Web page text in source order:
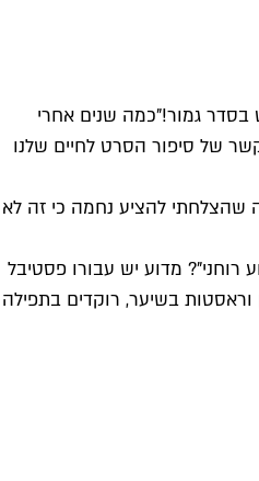
בסדר גמור!"כמה שנים אחרי
של סיפור הסרט לחיים שלנו
שהצלחתי להציע נחמה כי זה לא
מדוע יש עבורו פסטיבל
בשיער, רוקדים בתפילה